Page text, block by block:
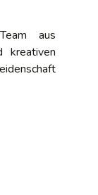
aus
kreativen